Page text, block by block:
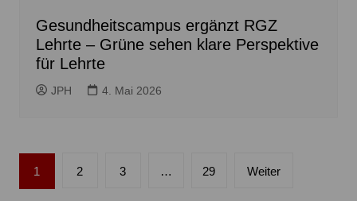
Gesundheitscampus ergänzt RGZ
Lehrte – Grüne sehen klare Perspektive
für Lehrte
JPH 4. Mai 2026
Seitennummerierung
der
1 2 3 … 29 Weiter